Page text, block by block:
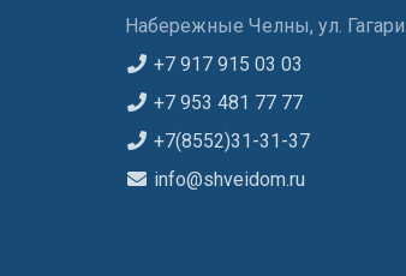
Набережные Челны, ул.
+7 917 915 03 03
+7 953 481 77 77
+7(8552)31-31-37
info@shveidom.ru